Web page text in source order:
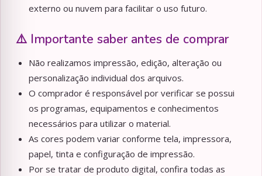
externo ou nuvem para facilitar o uso futuro.
⚠️ Importante saber antes de comprar
Não realizamos impressão, edição, alteração ou
personalização individual dos arquivos.
O comprador é responsável por verificar se possui
os programas, equipamentos e conhecimentos
necessários para utilizar o material.
As cores podem variar conforme tela, impressora,
papel, tinta e configuração de impressão.
Por se tratar de produto digital, confira todas as